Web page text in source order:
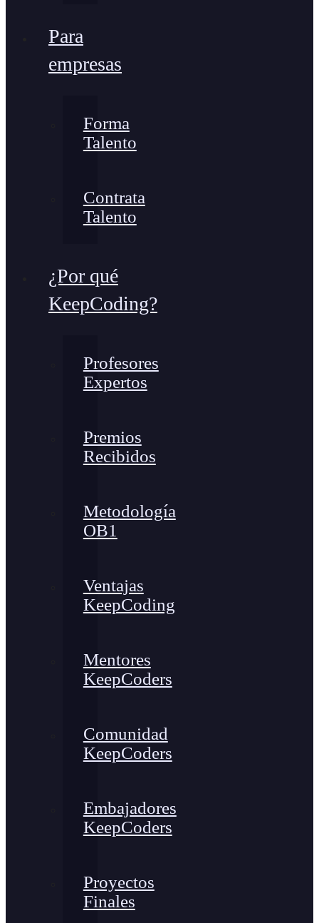
Para
empresas
Forma
Talento
Contrata
Talento
¿Por qué
KeepCoding?
Profesores
Expertos
Premios
Recibidos
Metodología
OB1
Ventajas
KeepCoding
Mentores
KeepCoders
Comunidad
KeepCoders
Embajadores
KeepCoders
Proyectos
Finales